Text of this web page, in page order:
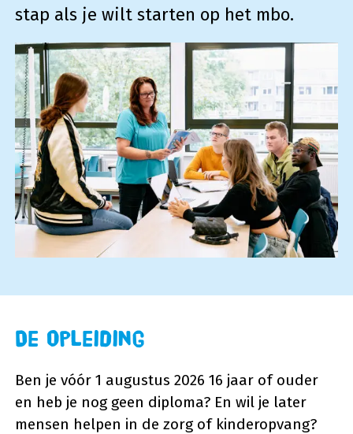
stap als je wilt starten op het mbo.
De opleiding
Ben je vóór 1 augustus 2026 16 jaar of ouder
en heb je nog geen diploma? En wil je later
mensen helpen in de zorg of kinderopvang?